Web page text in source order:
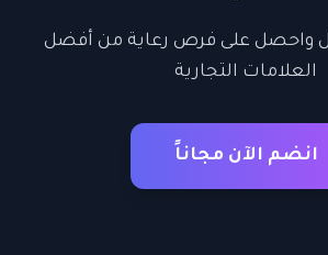
واحصل على فرص رعاية من أفضل
العلامات التجارية
انضم الآن مجاناً